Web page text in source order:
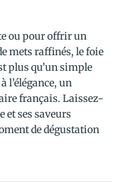
ou pour offrir un
mets raffinés, le foie
plus qu’un simple
l’élégance, un
français. Laissez-
et ses saveurs
de dégustation